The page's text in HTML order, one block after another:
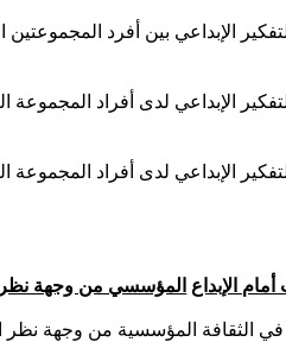
الإبداعي بين أفرد المجموعتين
الإبداعي لدى أفراد المجموعة
الإبداعي لدى أفراد المجموعة
المؤسسي من وجهة نظر
في الثقافة المؤسسية من وجهة